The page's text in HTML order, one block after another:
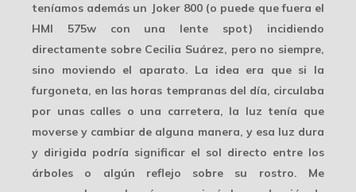
teníamos además un Joker 800(o puede que fuera el
HMI 575w con una lente spot) incidiendo
directamente sobre Cecilia Suárez, pero no siempre,
sino moviendo el aparato. La idea era que si la
furgoneta, en las horas tempranas del día, circulaba
por unas calles o una carretera, la luz tenía que
moverse y cambiar de alguna manera, y esa luz dura
y dirigida podría significar el sol directo entre los
árboles o algún reflejo sobre su rostro. Me